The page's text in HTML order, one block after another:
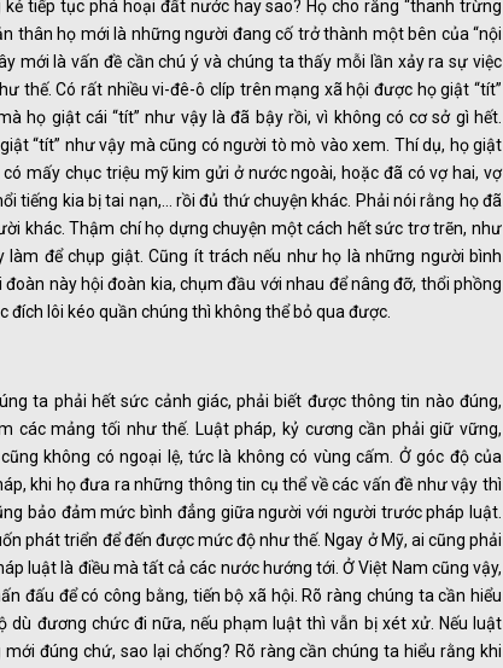
tiếp tục phá hoại đất nước hay sao? Họ cho rằng “thanh trừng
thân họ mới là những người đang cố trở thành một bên của “nội
mới là vấn đề cần chú ý và chúng ta thấy mỗi lần xảy ra sự việc
thế. Có rất nhiều vi-đê-ô clíp trên mạng xã hội được họ giật “tít”
họ giật cái “tít” như vậy là đã bậy rồi, vì không có cơ sở gì hết.
“tít” như vậy mà cũng có người tò mò vào xem. Thí dụ, họ giật
mấy chục triệu mỹ kim gửi ở nước ngoài, hoặc đã có vợ hai, vợ
tiếng kia bị tai nạn,… rồi đủ thứ chuyện khác. Phải nói rằng họ đã
khác. Thậm chí họ dựng chuyện một cách hết sức trơ trẽn, như
để chụp giật. Cũng ít trách nếu như họ là những người bình
này hội đoàn kia, chụm đầu với nhau để nâng đỡ, thổi phồng
lôi kéo quần chúng thì không thể bỏ qua được.
ta phải hết sức cảnh giác, phải biết được thông tin nào đúng,
các mảng tối như thế. Luật pháp, kỷ cương cần phải giữ vững,
không có ngoại lệ, tức là không có vùng cấm. Ở góc độ của
khi họ đưa ra những thông tin cụ thể về các vấn đề như vậy thì
bảo đảm mức bình đẳng giữa người với người trước pháp luật.
phát triển để đến được mức độ như thế. Ngay ở Mỹ, ai cũng phải
luật là điều mà tất cả các nước hướng tới. Ở Việt Nam cũng vậy,
đấu để có công bằng, tiến bộ xã hội. Rõ ràng chúng ta cần hiểu
đương chức đi nữa, nếu phạm luật thì vẫn bị xét xử. Nếu luật
đúng chứ, sao lại chống? Rõ ràng cần chúng ta hiểu rằng khi